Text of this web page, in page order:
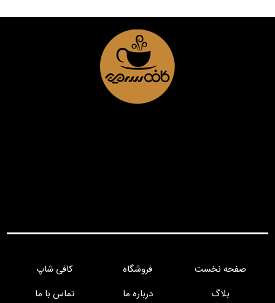
صفحه نخست فروشگاه
کافی شاپ
بلاگ
درباره ما تماس با ما